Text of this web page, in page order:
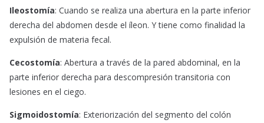
Ileostomía: Cuando se realiza una abertura en la parte inferior
derecha del abdomen desde el íleon. Y tiene como finalidad la
expulsión de materia fecal.
Cecostomía: Abertura a través de la pared abdominal, en la
parte inferior derecha para descompresión transitoria con
lesiones en el ciego.
Sigmoidostomía: Exteriorización del segmento del colón